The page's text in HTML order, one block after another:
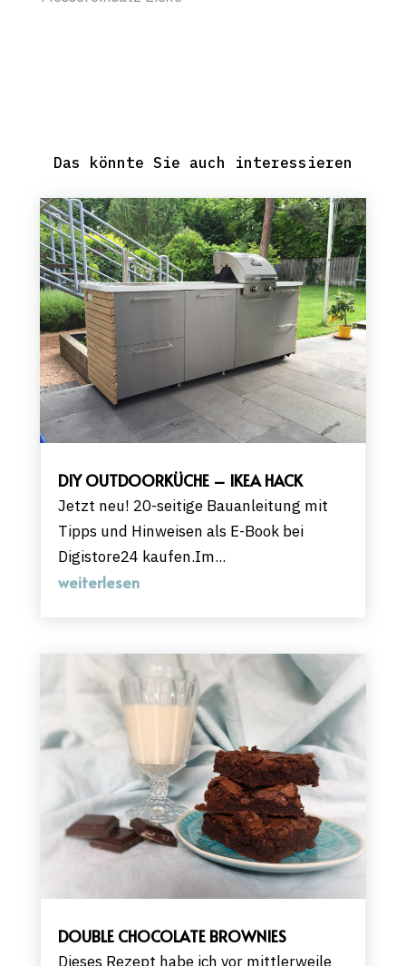
Das könnte Sie auch interessieren
DIY OUTDOORKÜCHE – IKEA HACK
Jetzt neu! 20-seitige Bauanleitung mit
Tipps und Hinweisen als E-Book bei
Digistore24 kaufen.Im...
weiterlesen
DOUBLE CHOCOLATE BROWNIES
Dieses Rezept habe ich vor mittlerweile